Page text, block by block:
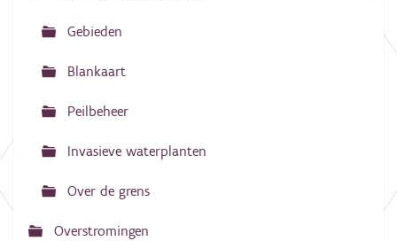
Gebieden
Blankaart
Peilbeheer
Invasieve waterplanten
Over de grens
Overstromingen